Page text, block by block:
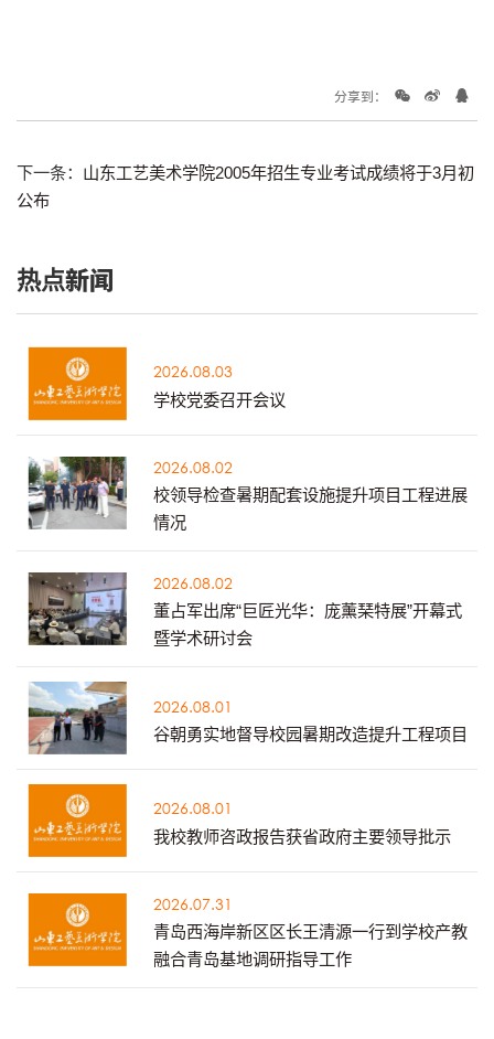
分享到：
下一条： 山东工艺美术学院2005年招生专业考试成绩将于3月初
公布
热点新闻
2026.08.03
学校党委召开会议
2026.08.02
校领导检查暑期配套设施提升项目工程进展
情况
2026.08.02
董占军出席“巨匠光华：庞薰琹特展”开幕式
暨学术研讨会
2026.08.01
谷朝勇实地督导校园暑期改造提升工程项目
2026.08.01
我校教师咨政报告获省政府主要领导批示
2026.07.31
青岛西海岸新区区长王清源一行到学校产教
融合青岛基地调研指导工作